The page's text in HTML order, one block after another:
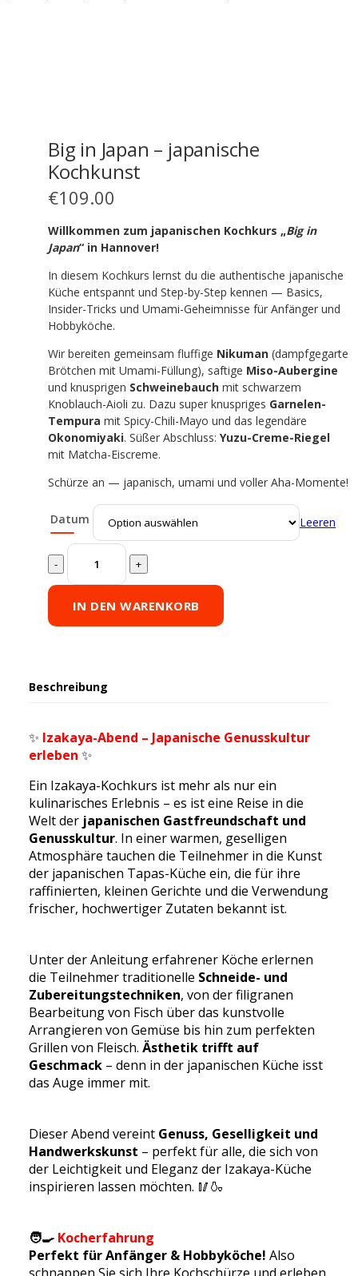
Big in Japan – japanische
Kochkunst
€109.00
Willkommen zum japanischen Kochkurs „Big in
Japan“ in Hannover!
In diesem Kochkurs lernst du die authentische japanische
Küche entspannt und Step-by-Step kennen — Basics,
Insider-Tricks und Umami-Geheimnisse für Anfänger und
Hobbyköche.
Wir bereiten gemeinsam fluffige Nikuman (dampfgegarte
Brötchen mit Umami-Füllung), saftige Miso-Aubergine
und knusprigen Schweinebauch mit schwarzem
Knoblauch-Aioli zu. Dazu super knuspriges Garnelen-
Tempura mit Spicy-Chili-Mayo und das legendäre
Okonomiyaki. Süßer Abschluss: Yuzu-Creme-Riegel
mit Matcha-Eiscreme.
Schürze an — japanisch, umami und voller Aha-Momente!
Datum
Leeren
Big
in
Japan
japanische
IN DEN WARENKORB
Beschreibung
✨ Izakaya-Abend – Japanische Genusskultur
erleben ✨
Ein Izakaya-Kochkurs ist mehr als nur ein
kulinarisches Erlebnis – es ist eine Reise in die
Welt der japanischen Gastfreundschaft und
Genusskultur. In einer warmen, geselligen
Atmosphäre tauchen die Teilnehmer in die Kunst
der japanischen Tapas-Küche ein, die für ihre
raffinierten, kleinen Gerichte und die Verwendung
frischer, hochwertiger Zutaten bekannt ist.
Unter der Anleitung erfahrener Köche erlernen
die Teilnehmer traditionelle Schneide- und
Zubereitungstechniken, von der filigranen
Bearbeitung von Fisch über das kunstvolle
Arrangieren von Gemüse bis hin zum perfekten
Grillen von Fleisch. Ästhetik trifft auf
Geschmack – denn in der japanischen Küche isst
das Auge immer mit.
Dieser Abend vereint Genuss, Geselligkeit und
Handwerkskunst – perfekt für alle, die sich von
der Leichtigkeit und Eleganz der Izakaya-Küche
inspirieren lassen möchten. 🥢🍶
🧑‍🍳 Kocherfahrung
Perfekt für Anfänger & Hobbyköche! Also